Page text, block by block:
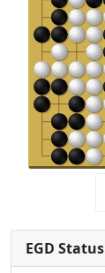
EGD Status